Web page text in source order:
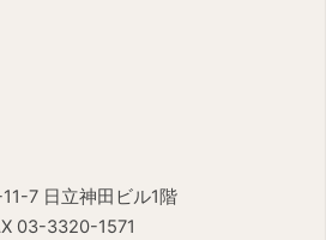
7 日立神田ビル1階
03-3320-1571